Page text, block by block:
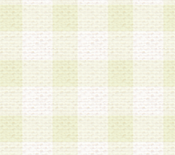
く第三者に開示すること
いて第三者に開示または
意を得るものとします。
、当社は、以下の目的に
員個人を識別できる情報
対して当社の責任におい
お、当社は、当該委託